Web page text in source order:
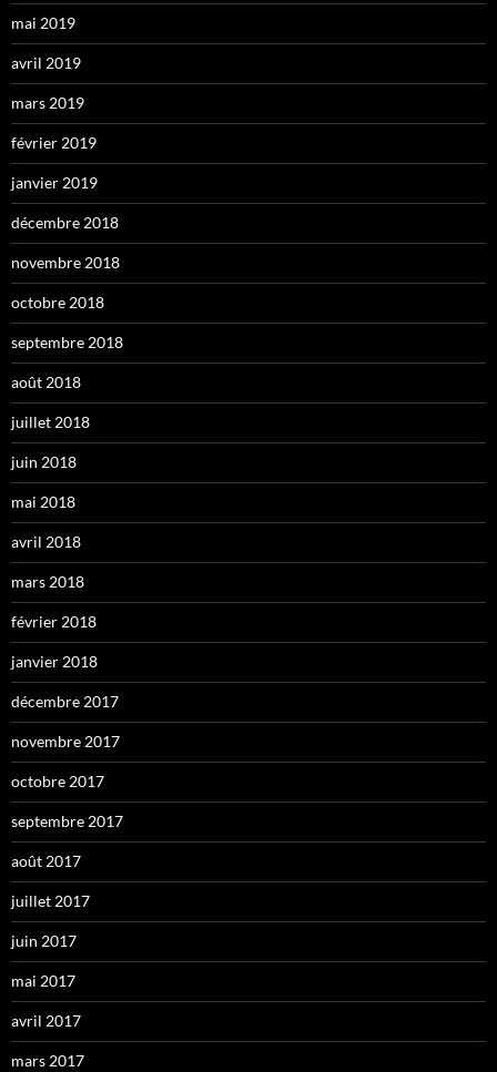
mai 2019
avril 2019
mars 2019
février 2019
janvier 2019
décembre 2018
novembre 2018
octobre 2018
septembre 2018
août 2018
juillet 2018
juin 2018
mai 2018
avril 2018
mars 2018
février 2018
janvier 2018
décembre 2017
novembre 2017
octobre 2017
septembre 2017
août 2017
juillet 2017
juin 2017
mai 2017
avril 2017
mars 2017